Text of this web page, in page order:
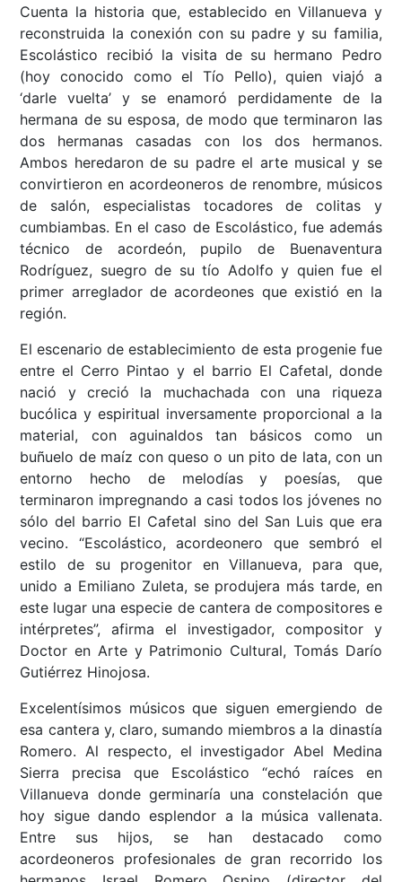
Cuenta la historia que, establecido en Villanueva y
reconstruida la conexión con su padre y su familia,
Escolástico recibió la visita de su hermano Pedro
(hoy conocido como el Tío Pello), quien viajó a
‘darle vuelta’ y se enamoró perdidamente de la
hermana de su esposa, de modo que terminaron las
dos hermanas casadas con los dos hermanos.
Ambos heredaron de su padre el arte musical y se
convirtieron en acordeoneros de renombre, músicos
de salón, especialistas tocadores de colitas y
cumbiambas. En el caso de Escolástico, fue además
técnico de acordeón, pupilo de Buenaventura
Rodríguez, suegro de su tío Adolfo y quien fue el
primer arreglador de acordeones que existió en la
región.
El escenario de establecimiento de esta progenie fue
entre el Cerro Pintao y el barrio El Cafetal, donde
nació y creció la muchachada con una riqueza
bucólica y espiritual inversamente proporcional a la
material, con aguinaldos tan básicos como un
buñuelo de maíz con queso o un pito de lata, con un
entorno hecho de melodías y poesías, que
terminaron impregnando a casi todos los jóvenes no
sólo del barrio El Cafetal sino del San Luis que era
vecino. “Escolástico, acordeonero que sembró el
estilo de su progenitor en Villanueva, para que,
unido a Emiliano Zuleta, se produjera más tarde, en
este lugar una especie de cantera de compositores e
intérpretes”, afirma el investigador, compositor y
Doctor en Arte y Patrimonio Cultural, Tomás Darío
Gutiérrez Hinojosa.
Excelentísimos músicos que siguen emergiendo de
esa cantera y, claro, sumando miembros a la dinastía
Romero. Al respecto, el investigador Abel Medina
Sierra precisa que Escolástico “echó raíces en
Villanueva donde germinaría una constelación que
hoy sigue dando esplendor a la música vallenata.
Entre sus hijos, se han destacado como
acordeoneros profesionales de gran recorrido los